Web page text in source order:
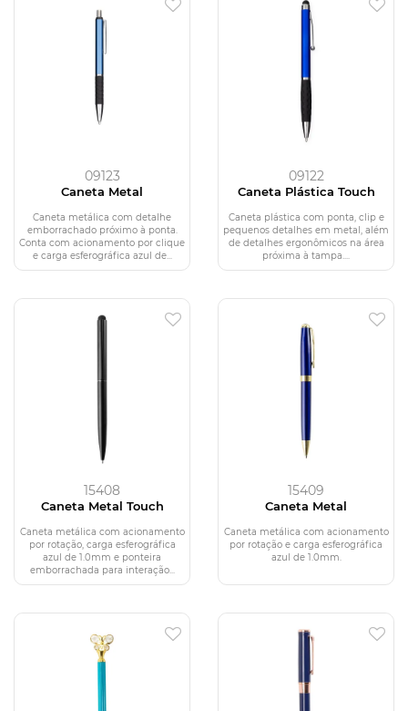
09123
Caneta Metal
Caneta metálica com detalhe
emborrachado próximo à ponta.
Conta com acionamento por clique
e carga esferográfica azul de...
09122
Caneta Plástica Touch
Caneta plástica com ponta, clip e
pequenos detalhes em metal, além
de detalhes ergonômicos na área
próxima à tampa....
15408
Caneta Metal Touch
Caneta metálica com acionamento
por rotação, carga esferográfica
azul de 1.0mm e ponteira
emborrachada para interação...
15409
Caneta Metal
Caneta metálica com acionamento
por rotação e carga esferográfica
azul de 1.0mm.